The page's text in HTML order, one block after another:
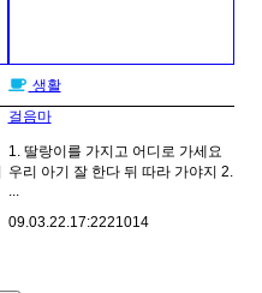
생활
걸음마
1. 딸랑이를 가지고 어디로 가세요
우리 아기 잘 한다 뒤 따라 가야지 2.
...
09.03.22.17:2221014